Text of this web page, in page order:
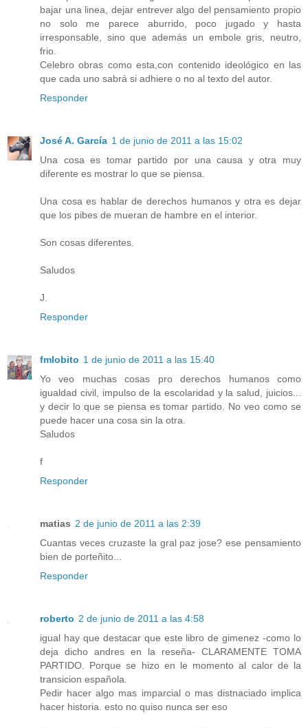
bajar una linea, dejar entrever algo del pensamiento propio
no solo me parece aburrido, poco jugado y hasta
irresponsable, sino que además un embole gris, neutro,
frio.
Celebro obras como esta,con contenido ideológico en las
que cada uno sabrá si adhiere o no al texto del autor.
Responder
José A. García 1 de junio de 2011 a las 15:02
Una cosa es tomar partido por una causa y otra muy
diferente es mostrar lo que se piensa.
Una cosa es hablar de derechos humanos y otra es dejar
que los pibes de mueran de hambre en el interior.
Son cosas diferentes.
Saludos
J.
Responder
fmlobito 1 de junio de 2011 a las 15:40
Yo veo muchas cosas pro derechos humanos como
igualdad civil, impulso de la escolaridad y la salud, juicios...
y decir lo que se piensa es tomar partido. No veo como se
puede hacer una cosa sin la otra.
Saludos
f
Responder
matias 2 de junio de 2011 a las 2:39
Cuantas veces cruzaste la gral paz jose? ese pensamiento
bien de porteñito...
Responder
roberto 2 de junio de 2011 a las 4:58
igual hay que destacar que este libro de gimenez -como lo
deja dicho andres en la reseña- CLARAMENTE TOMA
PARTIDO. Porque se hizo en le momento al calor de la
transicion española.
Pedir hacer algo mas imparcial o mas distnaciado implica
hacer historia. esto no quiso nunca ser eso